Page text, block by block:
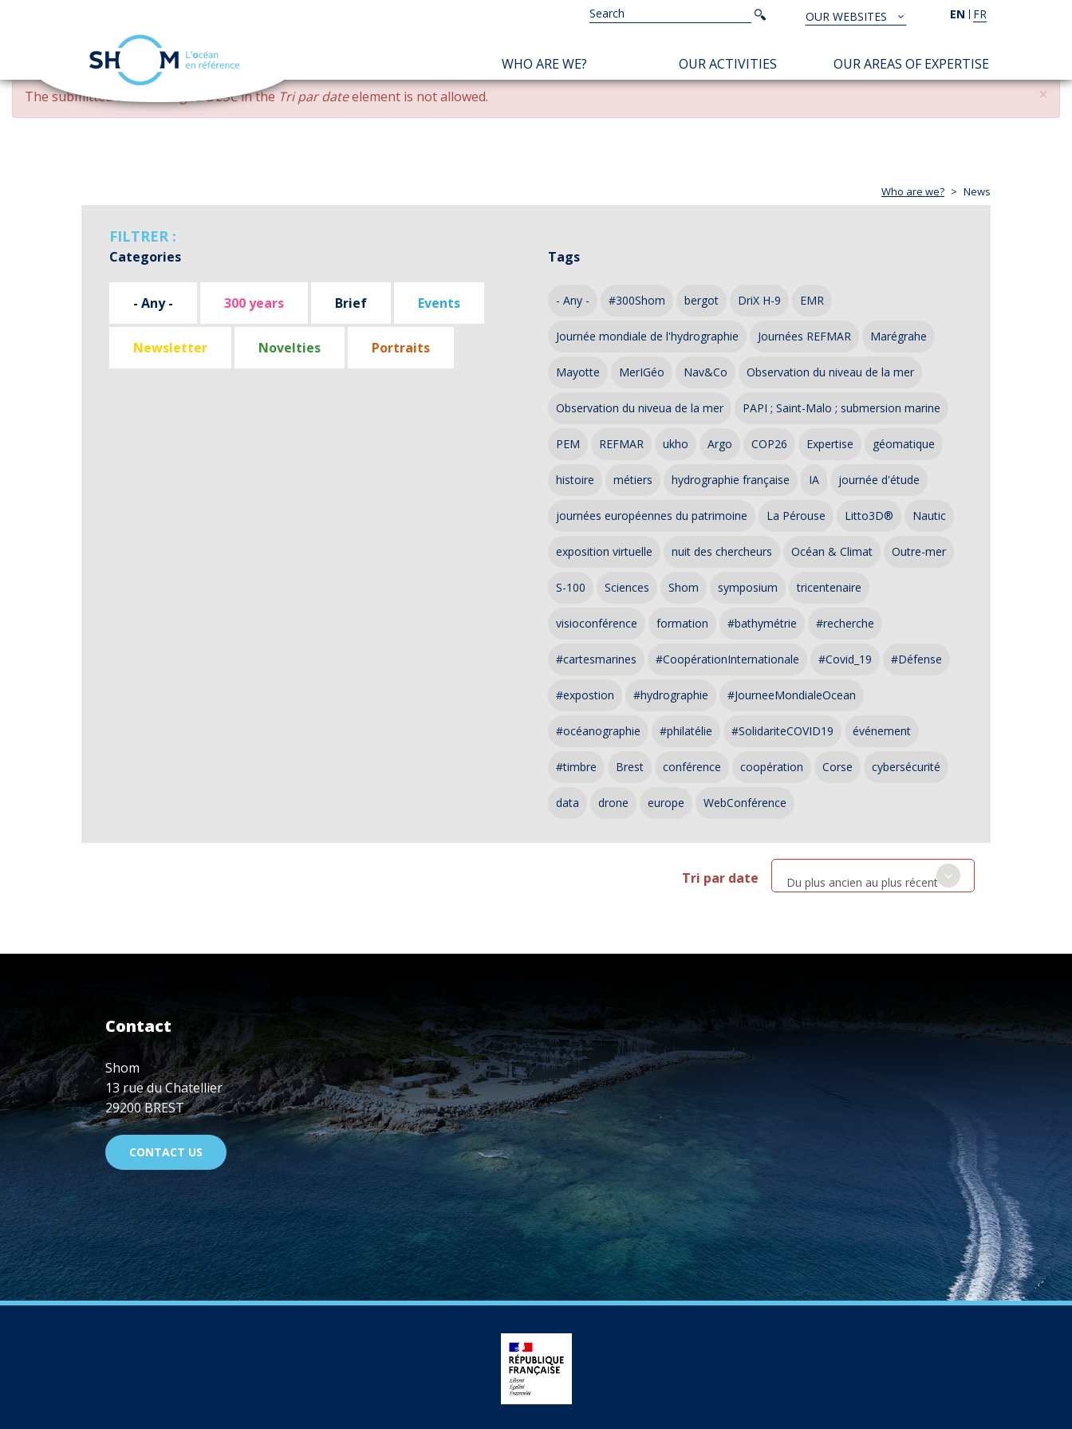
Skip
main
EN FR
TOUS
NOS
SITES
OUR WEBSITES
Search
Search
NAVIGATION
PRINCIPALE
WHO ARE WE? OUR ACTIVITIES OUR AREAS OF EXPERTISE
×
ERROR
MESSAGE
The submitted value changed DESCin theTri par dateelement is not allowed.
Who are we? News
FILTRER :
Categories
- Any - 300 years Brief Events
Newsletter Novelties Portraits
Tags
- Any - #300Shom bergot DriX H-9 EMR
Journée mondiale de l'hydrographie Journées REFMAR Marégrahe
Mayotte MerIGéo Nav&Co Observation du niveau de la mer
Observation du niveua de la mer PAPI ; Saint-Malo ; submersion marine
PEM REFMAR ukho Argo COP26 Expertise géomatique
histoire métiers hydrographie française IA journée d'étude
journées européennes du patrimoine La Pérouse Litto3D® Nautic
exposition virtuelle nuit des chercheurs Océan & Climat Outre-mer
S-100 Sciences Shom symposium tricentenaire
visioconférence formation #bathymétrie #recherche
#cartesmarines #CoopérationInternationale #Covid_19 #Défense
#expostion #hydrographie #JourneeMondialeOcean
#océanographie #philatélie #SolidariteCOVID19 événement
#timbre Brest conférence coopération Corse cybersécurité
data drone europe WebConférence
Tri par date Du plus ancien au plus récent
Contact
Shom
13 rue du Chatellier
29200 BREST
CONTACT US